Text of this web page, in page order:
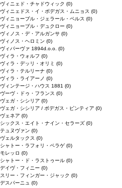
ヴィニェド・チャドウィック (0)
ヴィニェドス・イ・ボデガス・ムニョス (0)
ヴィニョーブル・ジェラール・ペルス (0)
ヴィニョーブル・デュクロー (0)
ヴィノス・デ・アルガンサ (0)
ヴィノス・ヘロミン (0)
ヴィパーヴァ 1894d.o.o. (0)
ヴィラ・ウォルフ (0)
ヴィラ・デッリ・オリミ (0)
ヴィラ・テルリーナ (0)
ヴィラ・ライアーノ (0)
ヴィンテージ・ハウス 1881 (0)
ヴーヴ・ドゥ・フランス (0)
ヴェガ・シシリア (0)
ヴェガ・シシリア / ボデガス・ピンティア (0)
ヴェネア (0)
シックス・エイト・ナイン・セラーズ (0)
テュヌヴァン (0)
ヴェルタックス (0)
シャトー・ラフォリ・ペラゲ (0)
モレッロ (0)
シャトー・ド・ラストゥール (0)
デイヴ・フィニー (0)
スリー・フィンガー・ジャック (0)
デスパーニュ (0)